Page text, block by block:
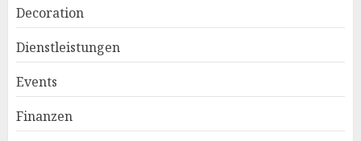
Decoration
Dienstleistungen
Events
Finanzen